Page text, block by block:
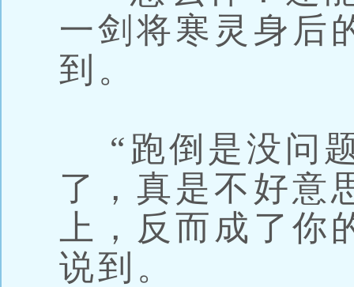
一剑将寒灵身后
到。
“跑倒是没问
了，真是不好意
上，反而成了你
说到。